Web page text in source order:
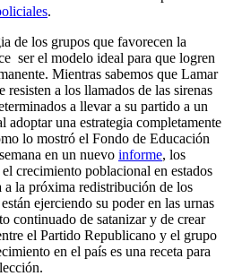
.
de los grupos que favorecen la
ser el modelo ideal para que logren
Mientras sabemos que Lamar
a los llamados de las sirenas
a llevar a su partido a un
una estrategia completamente
lo mostró el Fondo de Educación
en un nuevo informe, los
crecimiento poblacional en estados
a la próxima redistribución de los
ejerciendo su poder en las urnas
continuado de satanizar y de crear
el Partido Republicano y el grupo
en el país es una receta para